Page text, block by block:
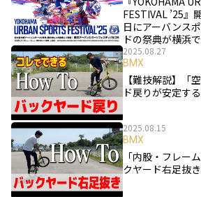
FESTIVAL ’25』
日にアーバンス
ドの祭典が横浜
2025.08.27
BMX
【難技解説】「
ド戻りが安定す
2025.08.15
BMX
「内股・フレー
クヤード右足抜